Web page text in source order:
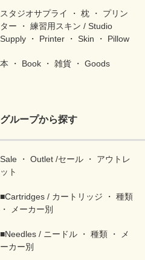
スタジオサプライ ・ 枕 ・ プリン
ター ・ 練習用スキン / Studio
Supply ・ Printer ・ Skin ・ Pillow
本 ・ Book ・ 雑貨 ・ Goods
グループから探す
Sale ・ Outlet /セール ・ アウトレ
ット
■Cartridges / カートリッジ ・ 種類
・ メーカー別
■Needles / ニードル ・ 種類 ・ メ
ーカー別